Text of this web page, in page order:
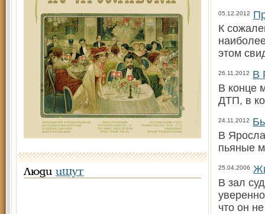
Люди ищут
05.12.2012
К
этом
26.11.2012
В
В конце
ДТП, в
24.11.2012
В
пьяные
25.04.2006
В зал
что он